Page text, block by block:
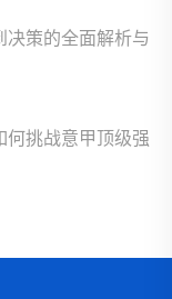
策的全面解析与
何挑战意甲顶级强